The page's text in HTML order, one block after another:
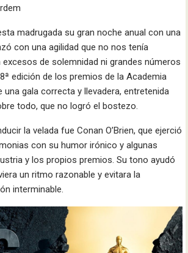
madrugada su gran noche anual con una
con una agilidad que no nos tenía
de solemnidad ni grandes números
edición de los premios de la Academia
una gala correcta y llevadera, entretenida
todo, que no logró el bostezo.
la velada fue Conan O’Brien, que ejerció
con su humor irónico y algunas
y los propios premios. Su tono ayudó
un ritmo razonable y evitara la
interminable.